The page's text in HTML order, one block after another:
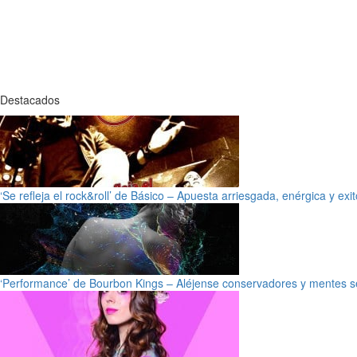
Destacados
‘Se refleja el rock&roll’ de Básico – Apuesta arriesgada, enérgica y
‘Performance’ de Bourbon Kings – Aléjense conservadores y mentes